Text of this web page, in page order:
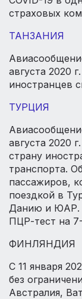
страховых
ТАНЗАНИЯ
августа 2020
иностранцев
ТУРЦИЯ
августа 2020
страну
транспорта.
пассажиров,
поездкой в
Данию и ЮАР.
ПЦР-тест на
ФИНЛЯНДИЯ
С 11 января
без
Австралия,